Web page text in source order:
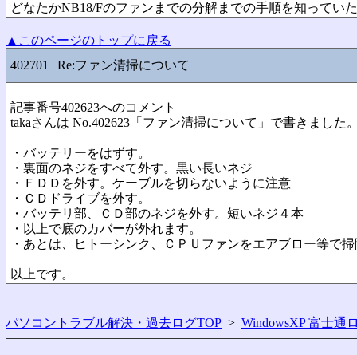
どなたかNB18/Fのファンまでの分解までの手順を知ってい
▲このページのトップに戻る
402701
Re:ファン清掃について
記事番号402623へのコメント
takaさんは No.402623「ファン清掃について」で書きました
・バッテリーをはずす。
・裏面のネジをすべて外す。黒い長いネジ
・ＦＤＤを外す。ケーブルを切らないように注意
・ＣＤドライブを外す。
・バッテリ部、ＣＤ部のネジを外す。短いネジ４本
・以上で底のカバーが外れます。
・あとは、ヒトーシンク、ＣＰＵファンをエアブロー等で
以上です。
パソコントラブル解決・過去ログTOP > WindowsXP 富士通